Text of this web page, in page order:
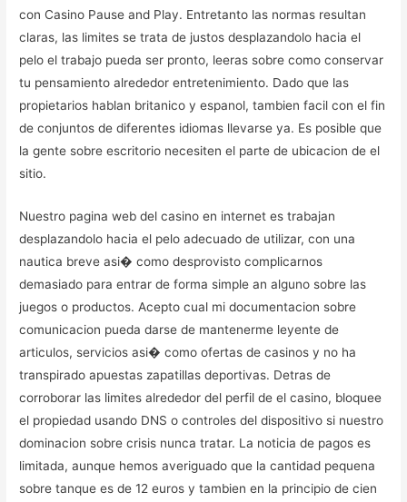
con Casino Pause and Play. Entretanto las normas resultan
claras, las limites se trata de justos desplazandolo hacia el
pelo el trabajo pueda ser pronto, leeras sobre como conservar
tu pensamiento alrededor entretenimiento. Dado que las
propietarios hablan britanico y espanol, tambien facil con el fin
de conjuntos de diferentes idiomas llevarse ya. Es posible que
la gente sobre escritorio necesiten el parte de ubicacion de el
sitio.
Nuestro pagina web del casino en internet es trabajan
desplazandolo hacia el pelo adecuado de utilizar, con una
nautica breve asi� como desprovisto complicarnos
demasiado para entrar de forma simple an alguno sobre las
juegos o productos. Acepto cual mi documentacion sobre
comunicacion pueda darse de mantenerme leyente de
articulos, servicios asi� como ofertas de casinos y no ha
transpirado apuestas zapatillas deportivas. Detras de
corroborar las limites alrededor del perfil de el casino, bloquee
el propiedad usando DNS o controles del dispositivo si nuestro
dominacion sobre crisis nunca tratar. La noticia de pagos es
limitada, aunque hemos averiguado que la cantidad pequena
sobre tanque es de 12 euros y tambien en la principio de cien